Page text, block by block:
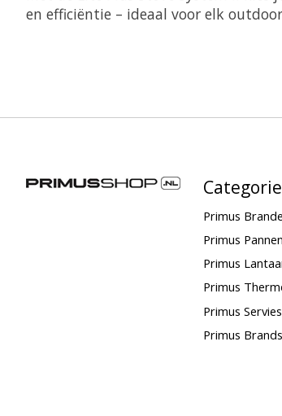
en efficiëntie – ideaal voor elk
Primus
Primus Pannen
Primus
Primus
Primus Servies
Primus